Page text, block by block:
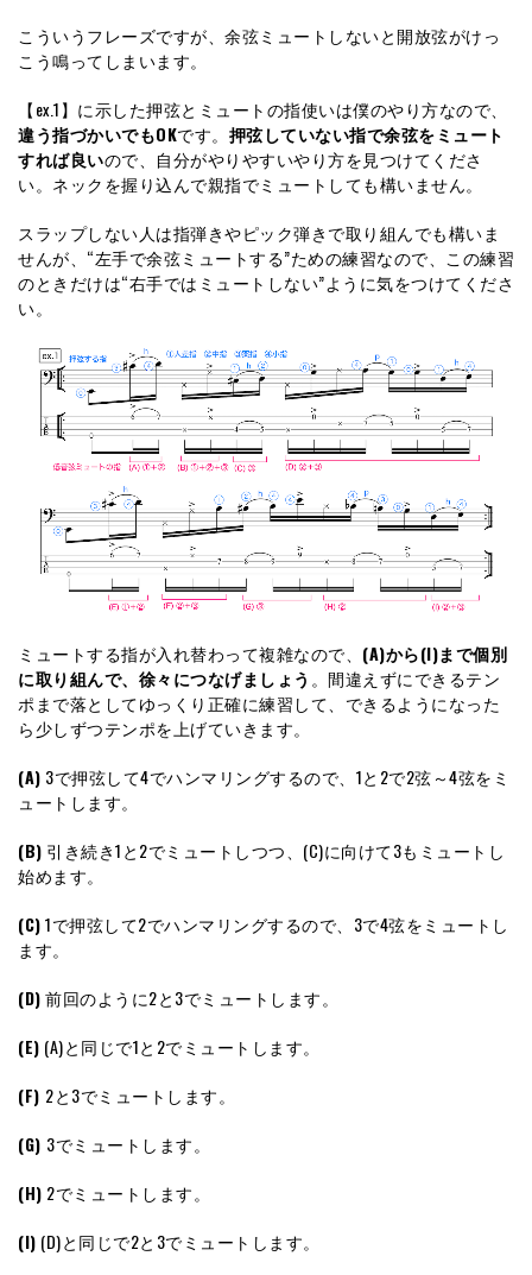
こういうフレーズですが、余弦ミュートしないと開放弦がけっ
こう鳴ってしまいます。
【ex.1】に示した押弦とミュートの指使いは僕のやり方なので、
違う指づかいでもOKです。 押弦していない指で余弦をミュート
すれば良いので、自分がやりやすいやり方を見つけてくださ
い。ネックを握り込んで親指でミュートしても構いません。
スラップしない人は指弾きやピック弾きで取り組んでも構いま
せんが、“左手で余弦ミュートする”ための練習なので、この練習
のときだけは“右手ではミュートしない”ように気をつけてくださ
い。
ミュートする指が入れ替わって複雑なので、 (A)から(I)まで個別
に取り組んで、徐々につなげましょう 。間違えずにできるテン
ポまで落としてゆっくり正確に練習して、できるようになった
ら少しずつテンポを上げていきます。
(A) 3で押弦して4でハンマリングするので、1と2で2弦～4弦をミ
ュートします。
(B) 引き続き1と2でミュートしつつ、(C)に向けて3もミュートし
始めます。
(C)1で押弦して2でハンマリングするので、3で4弦をミュートし
ます。
(D)前回のように2と3でミュートします。
(E) (A)と同じで1と2でミュートします。
(F) 2と3でミュートします。
(G) 3でミュートします。
(H) 2でミュートします。
(I) (D)と同じで2と3でミュートします。